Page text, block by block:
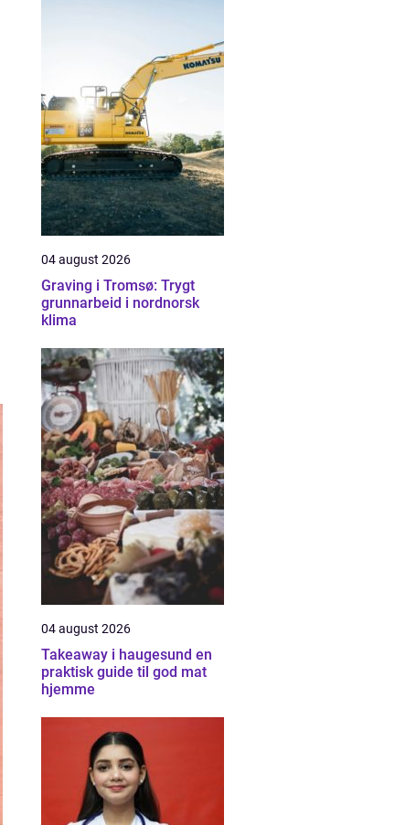
04 august 2026
Graving i Tromsø: Trygt
grunnarbeid i nordnorsk
klima
04 august 2026
Takeaway i haugesund en
praktisk guide til god mat
hjemme